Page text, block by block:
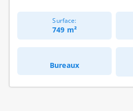
Surface:
749 m²
Bureaux